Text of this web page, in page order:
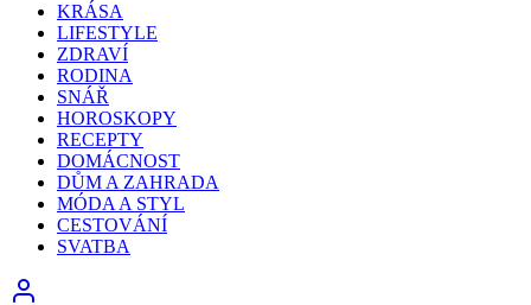
KRÁSA
LIFESTYLE
ZDRAVÍ
RODINA
SNÁŘ
HOROSKOPY
RECEPTY
DOMÁCNOST
DŮM A ZAHRADA
MÓDA A STYL
CESTOVÁNÍ
SVATBA